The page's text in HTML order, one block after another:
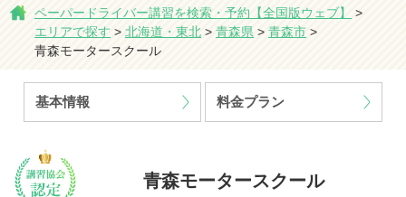
エリアで探す
駅名で探す
ペーパードライバー講習を検索・予約【全国版ウェブ】
>
エリアで探す > 北海道・東北 > 青森県 > 青森市 >
青森モータースクール
基本情報 料金プラン
青森モータースクール